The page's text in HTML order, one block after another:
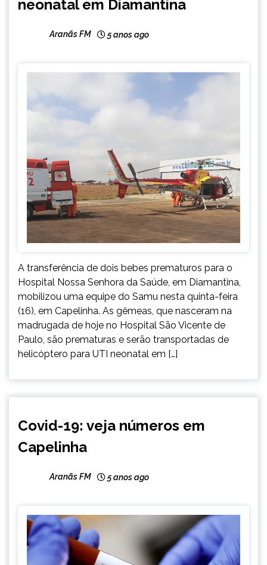
neonatal em Diamantina
Aranãs FM 5 anos ago
A transferência de dois bebes prematuros para o
Hospital Nossa Senhora da Saúde, em Diamantina,
mobilizou uma equipe do Samu nesta quinta-feira
(16), em Capelinha. As gêmeas, que nasceram na
madrugada de hoje no Hospital São Vicente de
Paulo, são prematuras e serão transportadas de
helicóptero para UTI neonatal em […]
NOTÍCIAS
Covid-19: veja números em
Capelinha
Aranãs FM 5 anos ago